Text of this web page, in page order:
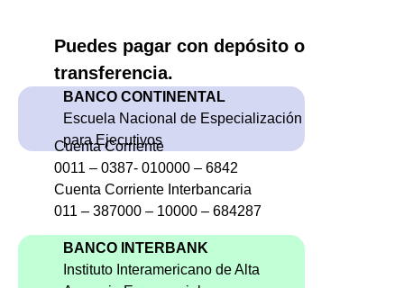
Puedes pagar con depósito o
transferencia.
BANCO CONTINENTAL
Escuela Nacional de Especialización
para Ejecutivos
Cuenta Corriente
0011 – 0387- 010000 – 6842
Cuenta Corriente Interbancaria
011 – 387000 – 10000 – 684287
BANCO INTERBANK
Instituto Interamericano de Alta